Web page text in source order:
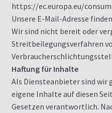
Unsere Händler
Versandarten
Videos und Fotos
Warenkorb
https://ec.europa.eu/
Unsere E-Mail-Adresse
Wir sind nicht bereit oder
Streitbeilegungsverfahren
Haftung für Inhalte
Als Diensteanbieter sind wir
eigene Inhalte auf diesen
Gesetzen verantwortlich.